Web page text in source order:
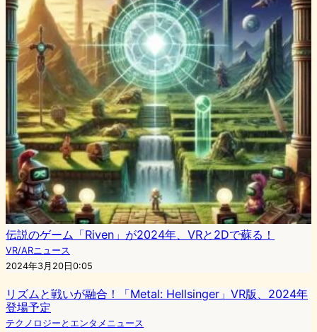
伝説のゲーム「Riven」が2024年、VRと2Dで蘇る！
VR/ARニュース
2024年3月20日0:05
リズムと戦いが融合！「Metal: Hellsinger」VR版、2024年
登場予定
テクノロジーとエンタメニュース